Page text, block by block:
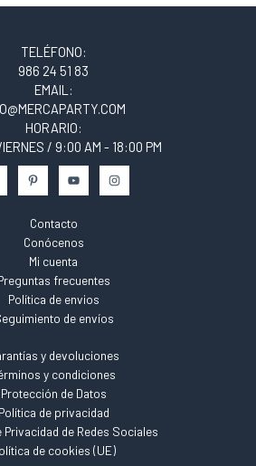
TELÉFONO:
986 24 51 83
EMAIL:
HORARIO:
/ 9:00 AM - 18:00 PM
Contacto
Conócenos
Mi cuenta
frecuentes
Política de envios
de envíos
y devoluciones
y condiciones
Protección de Datos
Política de privacidad
Privacidad de Redes Sociales
de cookies (UE)